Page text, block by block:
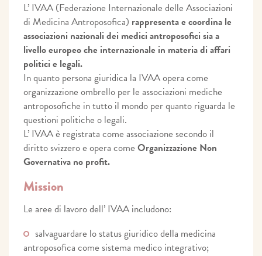
L’ IVAA (Federazione Internazionale delle Associazioni
di Medicina Antroposofica) rappresenta e coordina le
associazioni nazionali dei medici antroposofici sia a
livello europeo che internazionale in materia di affari
politici e legali.
In quanto persona giuridica la IVAA opera come
organizzazione ombrello per le associazioni mediche
antroposofiche in tutto il mondo per quanto riguarda le
questioni politiche o legali.
L’ IVAA è registrata come associazione secondo il
diritto svizzero e opera come Organizzazione Non
Governativa no profit.
Mission
Le aree di lavoro dell’ IVAA includono:
salvaguardare lo status giuridico della medicina
antroposofica come sistema medico integrativo;